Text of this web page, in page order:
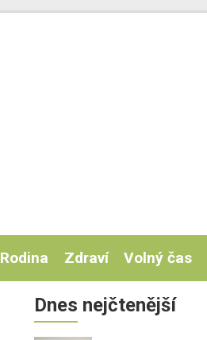
Rodina Zdraví Volný čas
Dnes nejčtenější